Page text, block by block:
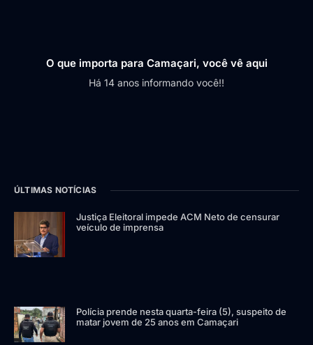
O que importa para Camaçari, você vê aqui
Há 14 anos informando você!!
ÚLTIMAS NOTÍCIAS
Justiça Eleitoral impede ACM Neto de censurar
veículo de imprensa
Polícia prende nesta quarta-feira (5), suspeito de
matar jovem de 25 anos em Camaçari